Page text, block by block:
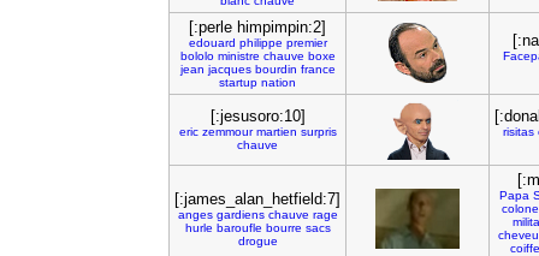
[:perle himpimpin:2]
edouard philippe premier
bololo ministre chauve boxe
jean jacques bourdin france
startup nation
[:jesusoro:10]
eric zemmour martien surpris
chauve
risitas
[:james_alan_hetfield:7]
anges gardiens chauve rage
hurle baroufle bourre sacs
drogue
Papa
coiffe